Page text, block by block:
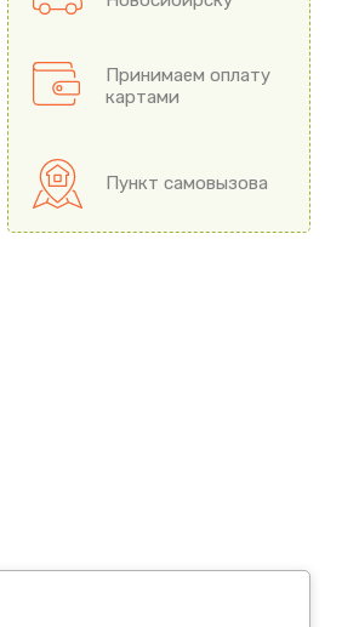
Принимаем оплату
картами
Пункт самовызова